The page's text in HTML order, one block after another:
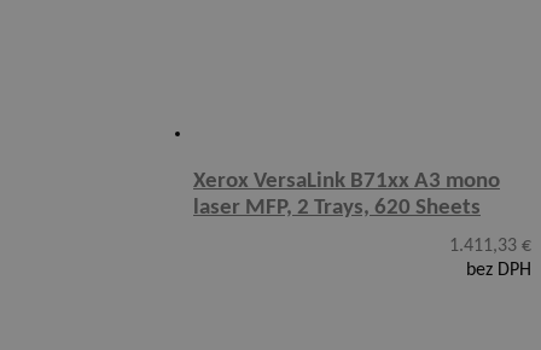
Xerox VersaLink B71xx A3 mono
laser MFP, 2 Trays, 620 Sheets
1.411,33 €
bez DPH